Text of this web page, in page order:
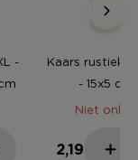
-
Kaars rustiek -
- 15x5 cm
Niet online
2,19